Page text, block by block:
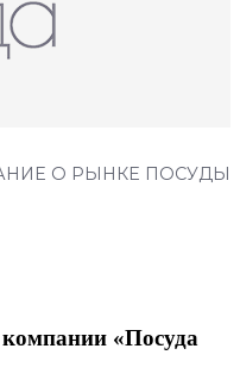
О РЫНКЕ ПОСУДЫ
«Посуда